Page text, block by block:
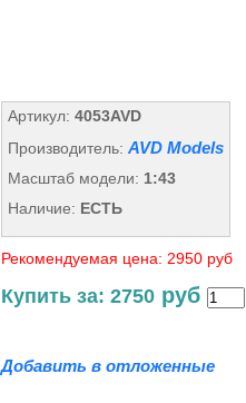
Артикул: 4053AVD
Производитель: AVD Models
Масштаб модели: 1:43
Наличие: ЕСТЬ
Рекомендуемая цена: 2950 руб
Купить за: 2750 руб
Добавить в отложенные